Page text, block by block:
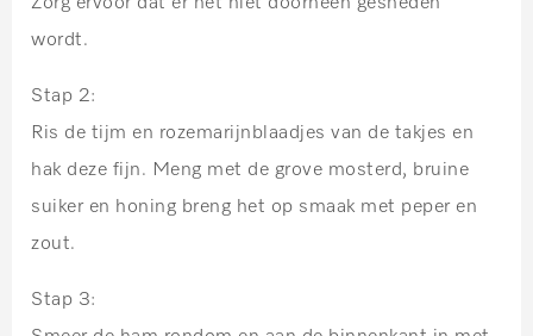
wordt.
Stap 2:
Ris de tijm en rozemarijnblaadjes van de takjes en
hak deze fijn. Meng met de grove mosterd, bruine
suiker en honing breng het op smaak met peper en
zout.
Stap 3: